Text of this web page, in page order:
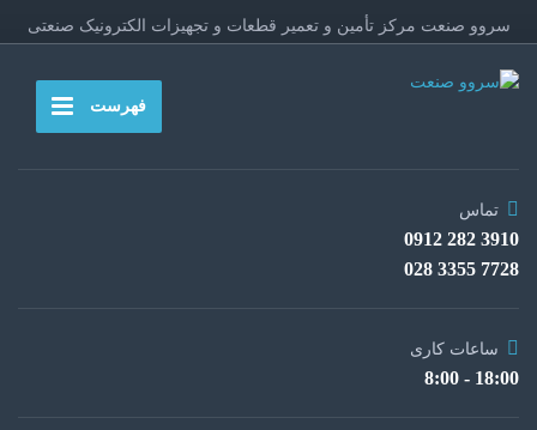
سروو صنعت مرکز تأمین و تعمیر قطعات و تجهیزات الکترونیک صنعتی
فهرست
تماس
3910 282 0912
7728 3355 028
ساعات کاری
18:00 - 8:00